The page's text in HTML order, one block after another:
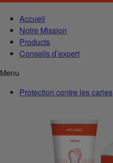
Accueil
Notre Mission
Products
Conseils d’expert
Menu
Protection contre les caries